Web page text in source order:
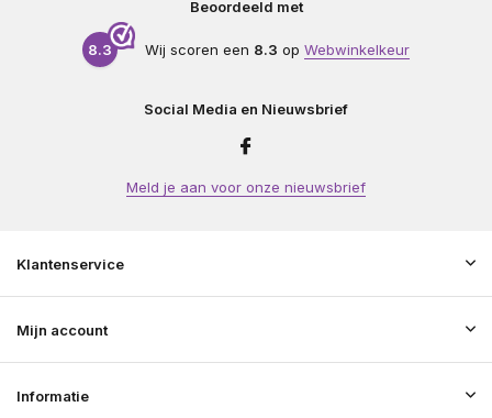
Beoordeeld met
8.3 Wij scoren een 8.3 op Webwinkelkeur
Social Media en Nieuwsbrief
Meld je aan voor onze nieuwsbrief
Klantenservice
Mijn account
Informatie